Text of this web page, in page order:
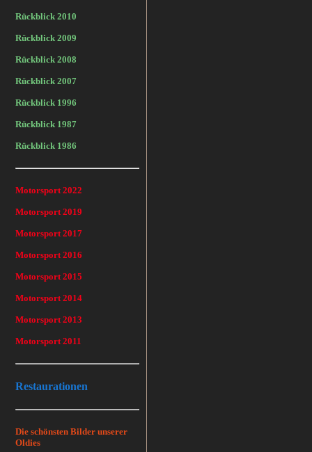
Rückblick 2010
Rückblick 2009
Rückblick 2008
Rückblick 2007
Rückblick 1996
Rückblick 1987
Rückblick 1986
Motorsport 2022
Motorsport 2019
Motorsport 2017
Motorsport 2016
Motorsport 2015
Motorsport 2014
Motorsport 2013
Motorsport 2011
Restaurationen
Die schönsten Bilder unserer
Oldies